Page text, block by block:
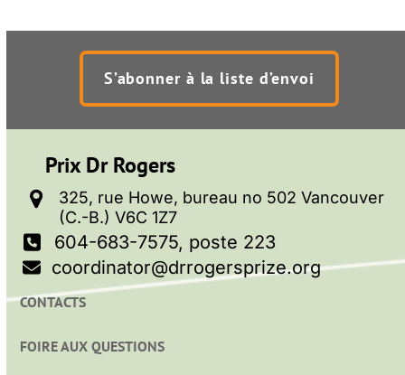
S’abonner à la liste d’envoi
Prix Dr Rogers
325, rue Howe, bureau no 502 Vancouver
(C.-B.) V6C 1Z7
604-683-7575, poste 223
coordinator@drrogersprize.org
CONTACTS
FOIRE AUX QUESTIONS